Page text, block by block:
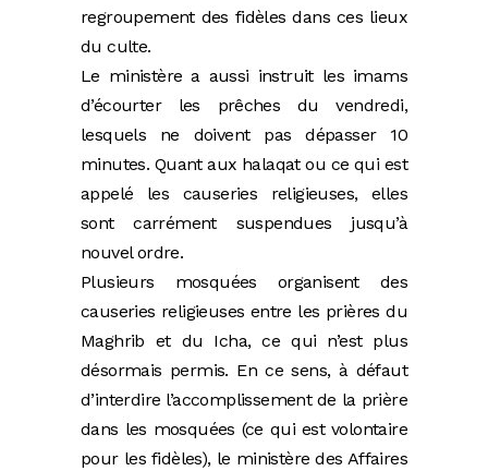
regroupement des fidèles dans ces lieux
du culte.
Le ministère a aussi instruit les imams
d’écourter les prêches du vendredi,
lesquels ne doivent pas dépasser 10
minutes. Quant aux halaqat ou ce qui est
appelé les causeries religieuses, elles
sont carrément suspendues jusqu’à
nouvel ordre.
Plusieurs mosquées organisent des
causeries religieuses entre les prières du
Maghrib et du Icha, ce qui n’est plus
désormais permis. En ce sens, à défaut
d’interdire l’accomplissement de la prière
dans les mosquées (ce qui est volontaire
pour les fidèles), le ministère des Affaires